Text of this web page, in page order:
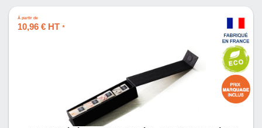
À partir de
10,96 € HT *